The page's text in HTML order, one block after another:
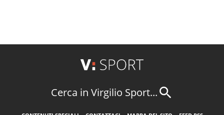
Cerca in Virgilio Sport...